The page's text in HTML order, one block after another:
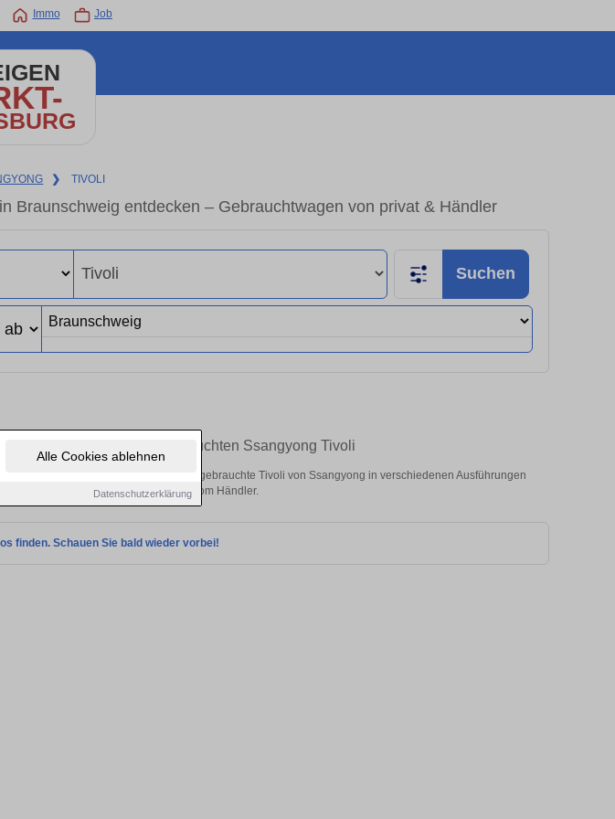
Alle Cookies ablehnen
Datenschutzerklärung
Immo Job
❯ TIVOLI
Braunschweig entdecken – Gebrauchtwagen von privat & Händler
Suchen
in Braunschweig Ihren gebrauchten Ssangyong Tivoli
Gebrauchtwagen? Entdecken Sie gebrauchte Tivoli von Ssangyong in verschiedenen Ausführungen
und Preisklassen von privat und vom Händler.
finden. Schauen Sie bald wieder vorbei!